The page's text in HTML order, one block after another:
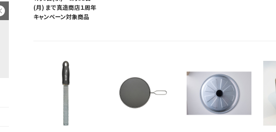
(月) まで真造商店１周年
キャンペーン対象商品